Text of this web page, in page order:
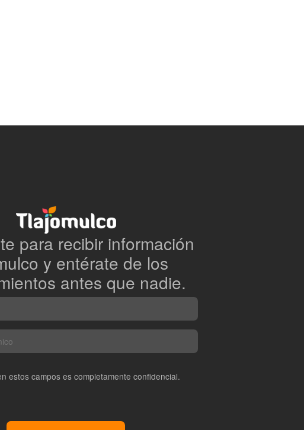
para recibir información
y entérate de los
antes que nadie.
estos campos es completamente confidencial.